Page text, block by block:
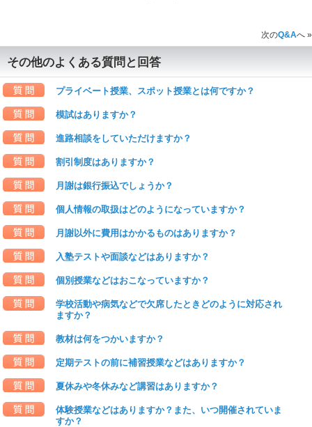
次のQ&Aへ »
その他のよくある質問と回答
プライベート授業、スポット授業とは何ですか？
模試はありますか？
進路相談をしていただけますか？
割引制度はありますか？
月謝は銀行振込でしょうか？
個人情報の取扱はどのようになっていますか？
月謝以外に費用はかかるものはありますか？
入塾テストや面談などはありますか？
個別授業などはおこなっていますか？
学校活動や病気などで欠席したときどのように対応され
ますか？
教材は何をつかいますか？
定期テストの前に補習授業などはありますか？
夏休みや冬休みなど講習はありますか？
体験授業などはありますか？また、いつ開催されていま
すか？